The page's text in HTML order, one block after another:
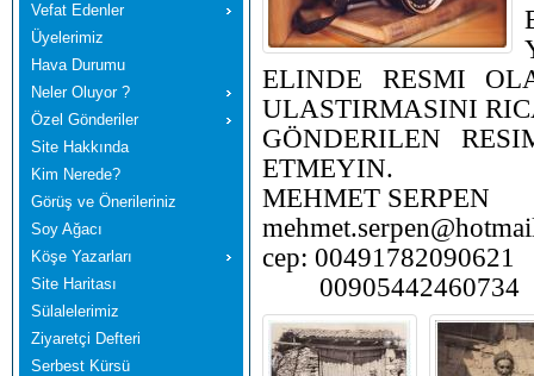
Vefat Edenler
Üyelerimiz
Hava Durumu
Neler Oluyor ?
Özel Gönderiler
Site Hakkında
Kim Nerede?
Görüş ve Önerileriniz
Soy Ağacı
Köşe Yazarları
Site Haritası
Sülalelerimiz
Ziyaretçi Defteri
Serbest Kürsü
ELINDE RESMI
ULASTIRMASINI
GÖNDERILEN
ETMEYIN.
MEHMET SERPEN
m
cep: 00491782090621
00905442460734